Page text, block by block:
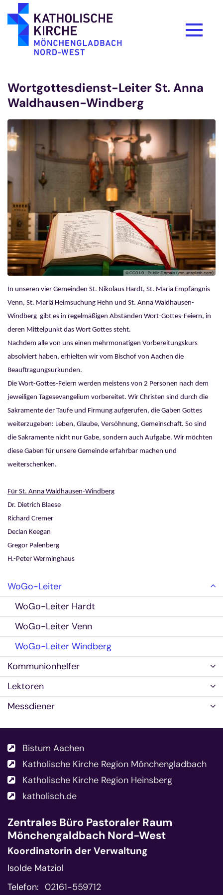
Zum Inhalt springen
Wortgottesdienst-Leiter St. Anna
Waldhausen-Windberg
© CC0 1.0 - Public Domain (von unsplash.com)
In unseren vier Gemeinden St. Nikolaus Hardt, St. Maria Empfängnis
Venn, St. Mariä Heimsuchung Hehn und St. Anna Waldhausen-
Windberg gibt es in regelmäßigen Abständen Wort-Gottes-Feiern, in
deren Mittelpunkt das Wort Gottes steht.
Nachdem alle von uns einen mehrmonatigen Vorbereitungskurs
absolviert haben, erhielten wir vom Bischof von Aachen die
Beauftragungsurkunden.
Die Wort-Gottes-Feiern werden meistens von 2 Personen nach dem
jeweiligen Tagesevangelium vorbereitet. Wir Christen sind durch die
Sakramente der Taufe und Firmung aufgerufen, die Gaben Gottes
weiterzugeben: Leben, Glaube, Versöhnung, Gemeinschaft. So sind
die Sakramente nicht nur Gabe, sondern auch Aufgabe. Wir möchten
diese Gaben für unsere Gemeinde erfahrbar machen und
weiterschenken.
Für St. Anna Waldhausen-Windberg
Dr. Dietrich Blaese
Richard Cremer
Declan Keegan
Gregor Palenberg
H.-Peter Werminghaus
WoGo-Leiter
WoGo-Leiter Hardt
WoGo-Leiter Venn
WoGo-Leiter Windberg
Kommunionhelfer
Lektoren
Messdiener
Bistum Aachen
Katholische Kirche Region Mönchengladbach
Katholische Kirche Region Heinsberg
katholisch.de
Zentrales Büro Pastoraler Raum
Mönchengaldbach Nord-West
Koordinatorin der Verwaltung
Isolde Matziol
Telefon: 02161-559712